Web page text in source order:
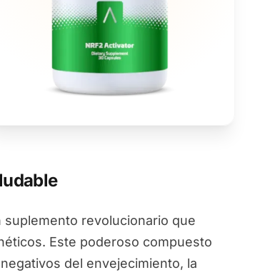
suplemento revolucionario que
Este poderoso compuesto
del envejecimiento, la